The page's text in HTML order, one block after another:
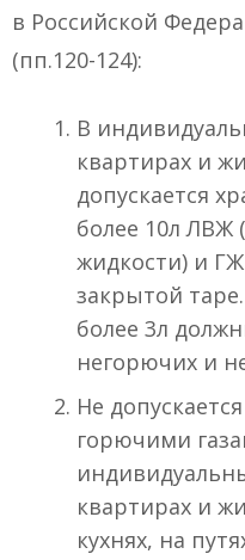
в Российской
(пп.120-124):
В
квартирах и
допускается
более 10л ЛВЖ
жидкости) и
закрытой
более 3л
негорючих и
Не
горючими
квартирах и
кухнях, на